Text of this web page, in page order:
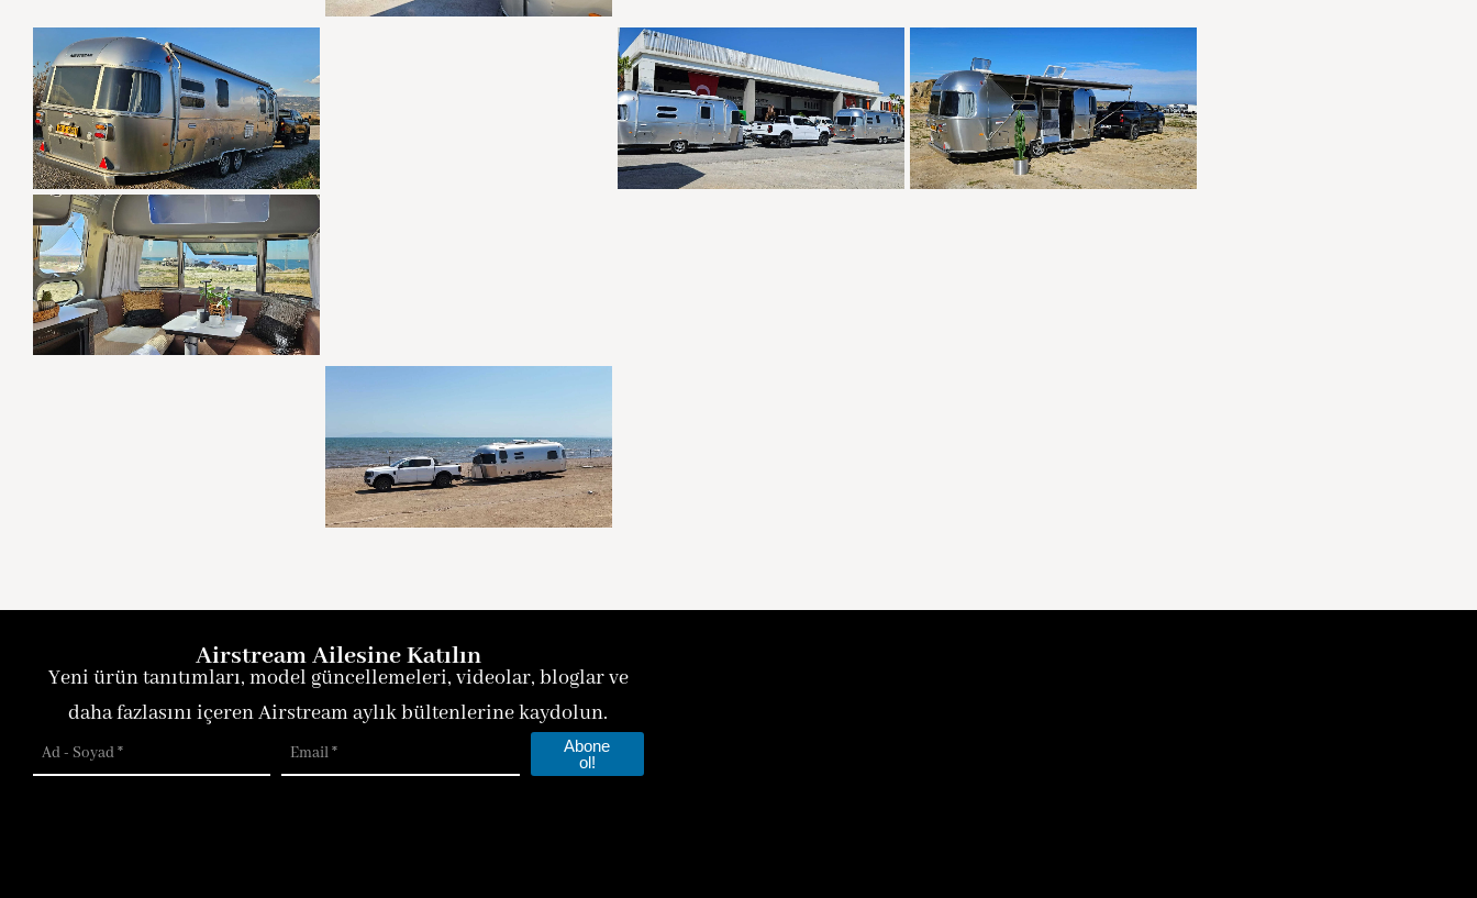
Airstream Ailesine Katılın
Yeni ürün tanıtımları, model güncellemeleri, videolar, bloglar ve
daha fazlasını içeren Airstream aylık bültenlerine kaydolun.
Abone
ol!